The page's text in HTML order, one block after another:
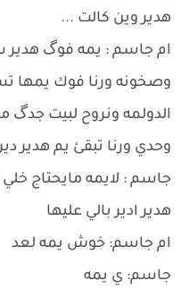
هدير وين كالت ...
ام جاسم : يمه فوگ هدير
وصخونه ورنا فوك يمها
الدولمه ونروح لبيت جدگ
وحدي ورنا تبقئ يم هدير
جاسم : لايمه مايحتاج خلي
هدير ادير بالي عليها
ام جاسم: خوش يمه لعد
جاسم: ي يمه